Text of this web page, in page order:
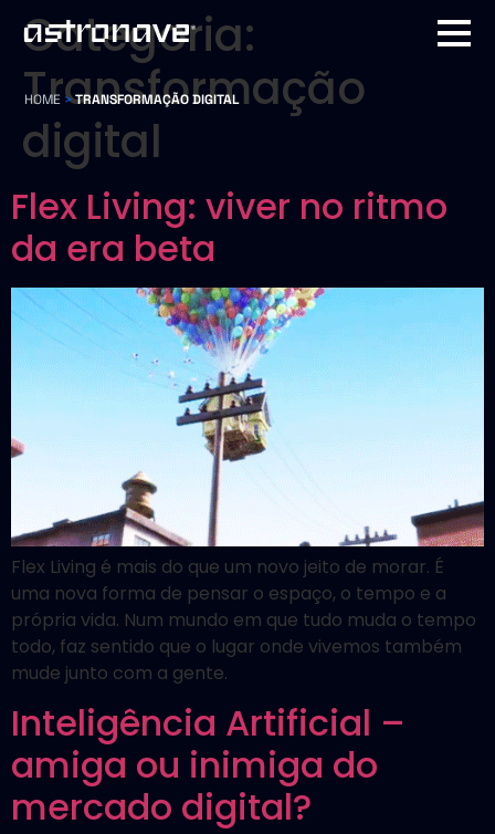
HOME >TRANSFORMAÇÃO DIGITAL
Categoria:
Transformação
digital
Flex Living: viver no ritmo
da era beta
Flex Living é mais do que um novo jeito de morar. É
uma nova forma de pensar o espaço, o tempo e a
própria vida. Num mundo em que tudo muda o tempo
todo, faz sentido que o lugar onde vivemos também
mude junto com a gente.
Inteligência Artificial –
amiga ou inimiga do
mercado digital?